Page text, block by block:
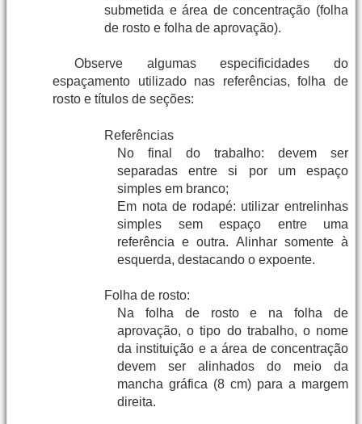
submetida e área de concentração (folha
de rosto e folha de aprovação).
Observe algumas especificidades do
espaçamento utilizado nas referências, folha de
rosto e títulos de seções:
Referências
No final do trabalho: devem ser
separadas entre si por um espaço
simples em branco;
Em nota de rodapé: utilizar entrelinhas
simples sem espaço entre uma
referência e outra. Alinhar somente à
esquerda, destacando o expoente.
Folha de rosto:
Na folha de rosto e na folha de
aprovação, o tipo do trabalho, o nome
da instituição e a área de concentração
devem ser alinhados do meio da
mancha gráfica (8 cm) para a margem
direita.